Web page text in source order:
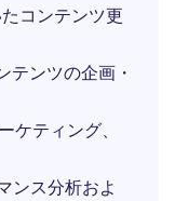
コンテンツ更
テンツの企画・
ケティング、
ンス分析およ